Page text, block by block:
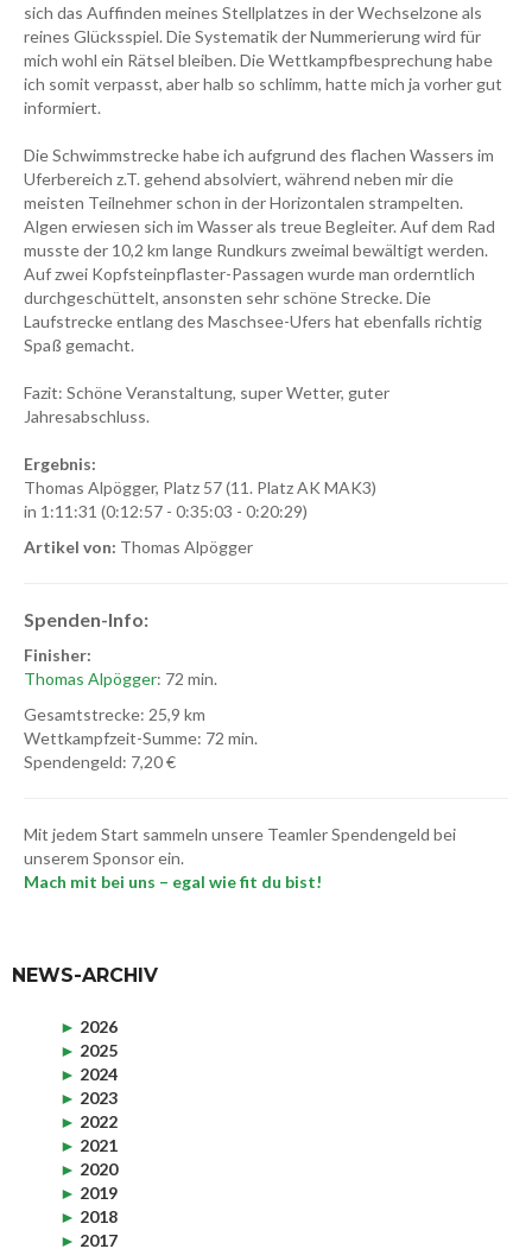
sich das Auffinden meines Stellplatzes in der Wechselzone als
reines Glücksspiel. Die Systematik der Nummerierung wird für
mich wohl ein Rätsel bleiben. Die Wettkampfbesprechung habe
ich somit verpasst, aber halb so schlimm, hatte mich ja vorher gut
informiert.
Die Schwimmstrecke habe ich aufgrund des flachen Wassers im
Uferbereich z.T. gehend absolviert, während neben mir die
meisten Teilnehmer schon in der Horizontalen strampelten.
Algen erwiesen sich im Wasser als treue Begleiter. Auf dem Rad
musste der 10,2 km lange Rundkurs zweimal bewältigt werden.
Auf zwei Kopfsteinpflaster-Passagen wurde man orderntlich
durchgeschüttelt, ansonsten sehr schöne Strecke. Die
Laufstrecke entlang des Maschsee-Ufers hat ebenfalls richtig
Spaß gemacht.
Fazit: Schöne Veranstaltung, super Wetter, guter
Jahresabschluss.
Ergebnis:
Thomas Alpögger, Platz 57 (11. Platz AK MAK3)
in 1:11:31 (0:12:57 - 0:35:03 - 0:20:29)
Artikel von: Thomas Alpögger
Spenden-Info:
Finisher:
Thomas Alpögger: 72 min.
Gesamtstrecke: 25,9 km
Wettkampfzeit-Summe: 72 min.
Spendengeld: 7,20 €
Mit jedem Start sammeln unsere Teamler Spendengeld bei
unserem Sponsor ein.
Mach mit bei uns – egal wie fit du bist!
NEWS-ARCHIV
► 2026
► 2025
► 2024
► 2023
► 2022
► 2021
► 2020
► 2019
► 2018
► 2017